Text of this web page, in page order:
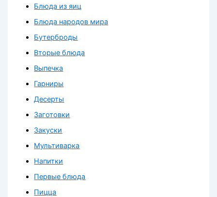
Блюда из яиц
Блюда народов мира
Бутерброды
Вторые блюда
Выпечка
Гарниры
Десерты
Заготовки
Закуски
Мультиварка
Напитки
Первые блюда
Пицца